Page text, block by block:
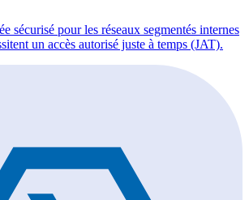
sécurisé pour les réseaux segmentés internes
un accès autorisé juste à temps (JAT).